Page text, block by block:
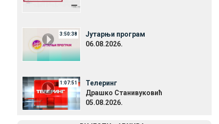
3:50:38
Јутарњи програм
06.08.2026.
1:07:51
Телеринг
Драшко Станивуковић
05.08.2026.